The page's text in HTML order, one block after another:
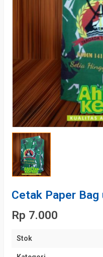
Cetak Paper
Rp 7.000
Stok